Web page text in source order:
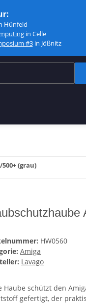
Hünfeld
in Celle
#3in Jößnitz
(grau)
HW0560
Amiga
Lavago
Haube schützt den
gefertigt, der